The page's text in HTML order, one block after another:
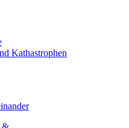
Kathastrophen